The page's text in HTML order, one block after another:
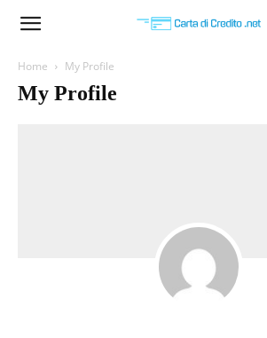
Carta
Home My Profile
My Profile